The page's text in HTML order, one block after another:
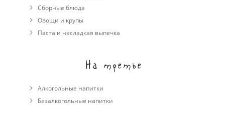
Сборные блюда
Овощи и крупы
Паста и несладкая выпечка
На третье
Алкогольные напитки
Безалкогольные напитки